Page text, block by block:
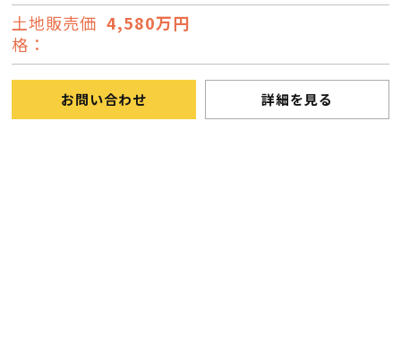
断熱・気密性能と快適性
長期優良住宅
土地販売価
格：
4,580万円
お問い合わせ 詳細を見る